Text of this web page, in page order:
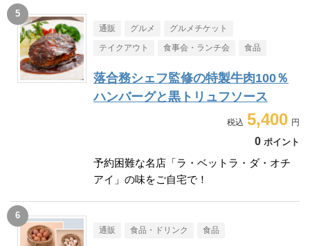
通販 グルメ グルメチケット
テイクアウト 食事会・ランチ会 食品
落合務シェフ監修の特製牛肉100％
ハンバーグと黒トリュフソース
5,400
0 ポイント
予約困難な名店「ラ・ベットラ・ダ・オチ
アイ」の味をご自宅で！
通販 食品・ドリンク 食品